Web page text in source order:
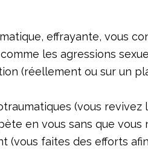
effrayante, vous
les agressions
(réellement ou sur un
(vous
en vous sans que vous
(vous faites des efforts